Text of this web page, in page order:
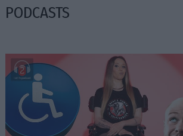
PODCASTS